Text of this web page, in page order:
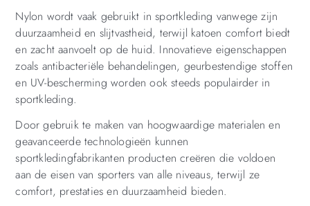
Nylon wordt vaak gebruikt in sportkleding vanwege zijn
duurzaamheid en slijtvastheid, terwijl katoen comfort biedt
en zacht aanvoelt op de huid. Innovatieve eigenschappen
zoals antibacteriële behandelingen, geurbestendige stoffen
en UV-bescherming worden ook steeds populairder in
sportkleding.
Door gebruik te maken van hoogwaardige materialen en
geavanceerde technologieën kunnen
sportkledingfabrikanten producten creëren die voldoen
aan de eisen van sporters van alle niveaus, terwijl ze
comfort, prestaties en duurzaamheid bieden.